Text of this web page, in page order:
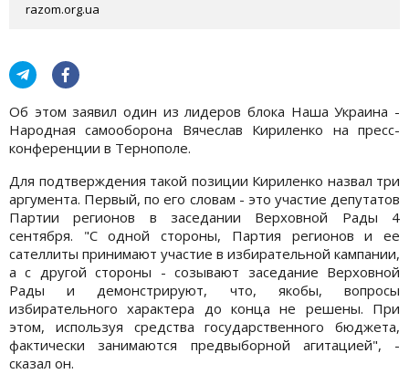
razom.org.ua
Об этом заявил один из лидеров блока Наша Украина -
Народная самооборона Вячеслав Кириленко на пресс-
конференции в Тернополе.
Для подтверждения такой позиции Кириленко назвал три
аргумента. Первый, по его словам - это участие депутатов
Партии регионов в заседании Верховной Рады 4
сентября. "С одной стороны, Партия регионов и ее
сателлиты принимают участие в избирательной кампании,
а с другой стороны - созывают заседание Верховной
Рады и демонстрируют, что, якобы, вопросы
избирательного характера до конца не решены. При
этом, используя средства государственного бюджета,
фактически занимаются предвыборной агитацией", -
сказал он.